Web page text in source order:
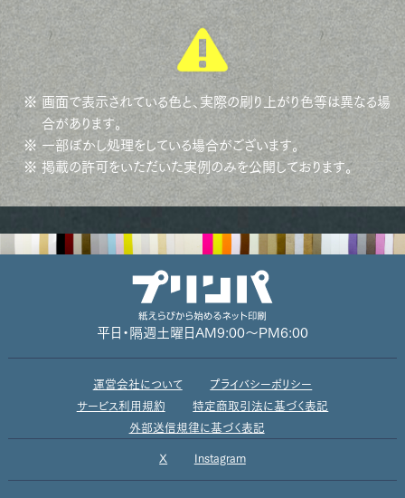
※ 画面で表示されている色と、実際の刷り上がり色等は異なる場
合があります。
※ 一部ぼかし処理をしている場合がございます。
※ 掲載の許可をいただいた実例のみを公開しております。
平日・隔週土曜日 AM9:00～PM6:00
運営会社について
プライバシーポリシー
サービス利用規約
特定商取引法に基づく表記
外部送信規律に基づく表記
X Instagram